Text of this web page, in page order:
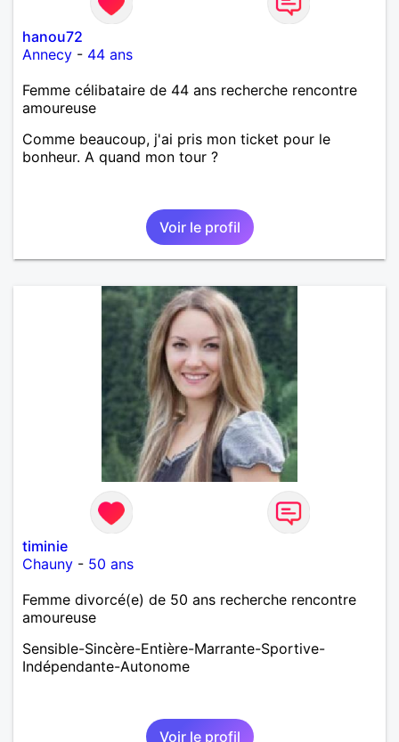
hanou72
Annecy - 44 ans
Femme célibataire de 44 ans recherche rencontre
amoureuse
Comme beaucoup, j'ai pris mon ticket pour le
bonheur. A quand mon tour ?
Voir le profil
timinie
Chauny - 50 ans
Femme divorcé(e) de 50 ans recherche rencontre
amoureuse
Sensible-Sincère-Entière-Marrante-Sportive-
Indépendante-Autonome
Voir le profil